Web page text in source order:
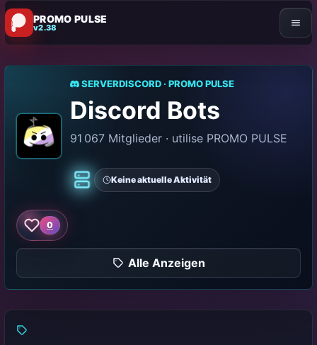
PROMO PULSE
v2.38
SERVERDISCORD · PROMO PULSE
Discord Bots
91 067 Mitglieder · utilise PROMO PULSE
KlassikerKeine aktuelle Aktivität
Wie dieser Server
0
Alle Anzeigen